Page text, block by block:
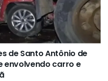
de Santo Antônio de
envolvendo carro e